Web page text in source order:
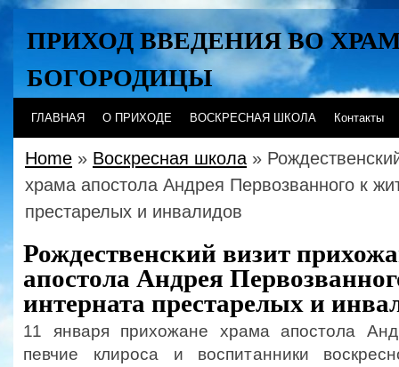
ПРИХОД ВВЕДЕНИЯ ВО
БОГОРОДИЦЫ
Хабаровск
ГЛАВНАЯ О ПРИХОДЕ ВОСКРЕСНАЯ ШКОЛА Контакты
Home » Воскресная школа »
храма апостола Андрея Первозванного к
престарелых и инвалидов
Рождественский визит
апостола Андрея
интерната престарелых и
11 января прихожане храма апостола
певчие клироса и воспитанники